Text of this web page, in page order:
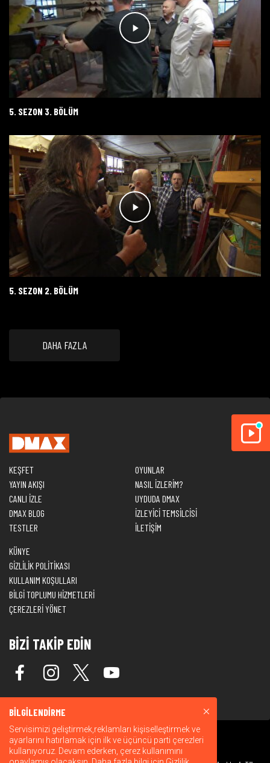
5. SEZON 3. BÖLÜM
5. SEZON 2. BÖLÜM
DAHA FAZLA
KEŞFET
YAYIN AKIŞI
CANLI İZLE
DMAX BLOG
TESTLER
OYUNLAR
NASIL İZLERİM?
UYDUDA DMAX
İZLEYİCİ TEMSİLCİSİ
İLETİŞİM
KÜNYE
GİZLİLİK POLİTİKASI
KULLANIM KOŞULLARI
BİLGİ TOPLUMU HİZMETLERİ
ÇEREZLERİ YÖNET
BİZİ TAKİP EDİN
BİLGİLENDİRME
Servisimizi geliştirmek,reklamları kişiselleştirmek ve
ayarlarını hatırlamak için ilk ve üçüncü parti çerezleri
kullanıyoruz. Devam ederken, çerez kullanımını